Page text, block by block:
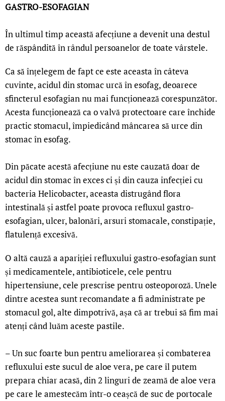
GASTRO-ESOFAGIAN
În ultimul timp această afecțiune a devenit una destul
de răspândită în rândul persoanelor de toate vârstele.
Ca să înțelegem de fapt ce este aceasta în câteva
cuvinte, acidul din stomac urcă în esofag, deoarece
sfincterul esofagian nu mai funcționează corespunzător.
Acesta funcționează ca o valvă protectoare care închide
practic stomacul, împiedicând mâncarea să urce din
stomac în esofag.
Din păcate acestă afecțiune nu este cauzată doar de
acidul din stomac în exces ci și din cauza infecției cu
bacteria Helicobacter, aceasta distrugând flora
intestinală și astfel poate provoca refluxul gastro-
esofagian, ulcer, balonări, arsuri stomacale, constipație,
flatulență excesivă.
O altă cauză a apariției refluxului gastro-esofagian sunt
și medicamentele, antibioticele, cele pentru
hipertensiune, cele prescrise pentru osteoporoză. Unele
dintre acestea sunt recomandate a fi administrate pe
stomacul gol, alte dimpotrivă, așa că ar trebui să fim mai
atenți când luăm aceste pastile.
– Un suc foarte bun pentru ameliorarea și combaterea
refluxului este sucul de aloe vera, pe care îl putem
prepara chiar acasă, din 2 linguri de zeamă de aloe vera
pe care le amestecăm într-o ceașcă de suc de portocale